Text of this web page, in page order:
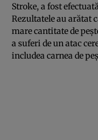
Stroke, a fost
Rezultatele au arătat
mare cantitate de
a suferi de un atac
includea carnea de